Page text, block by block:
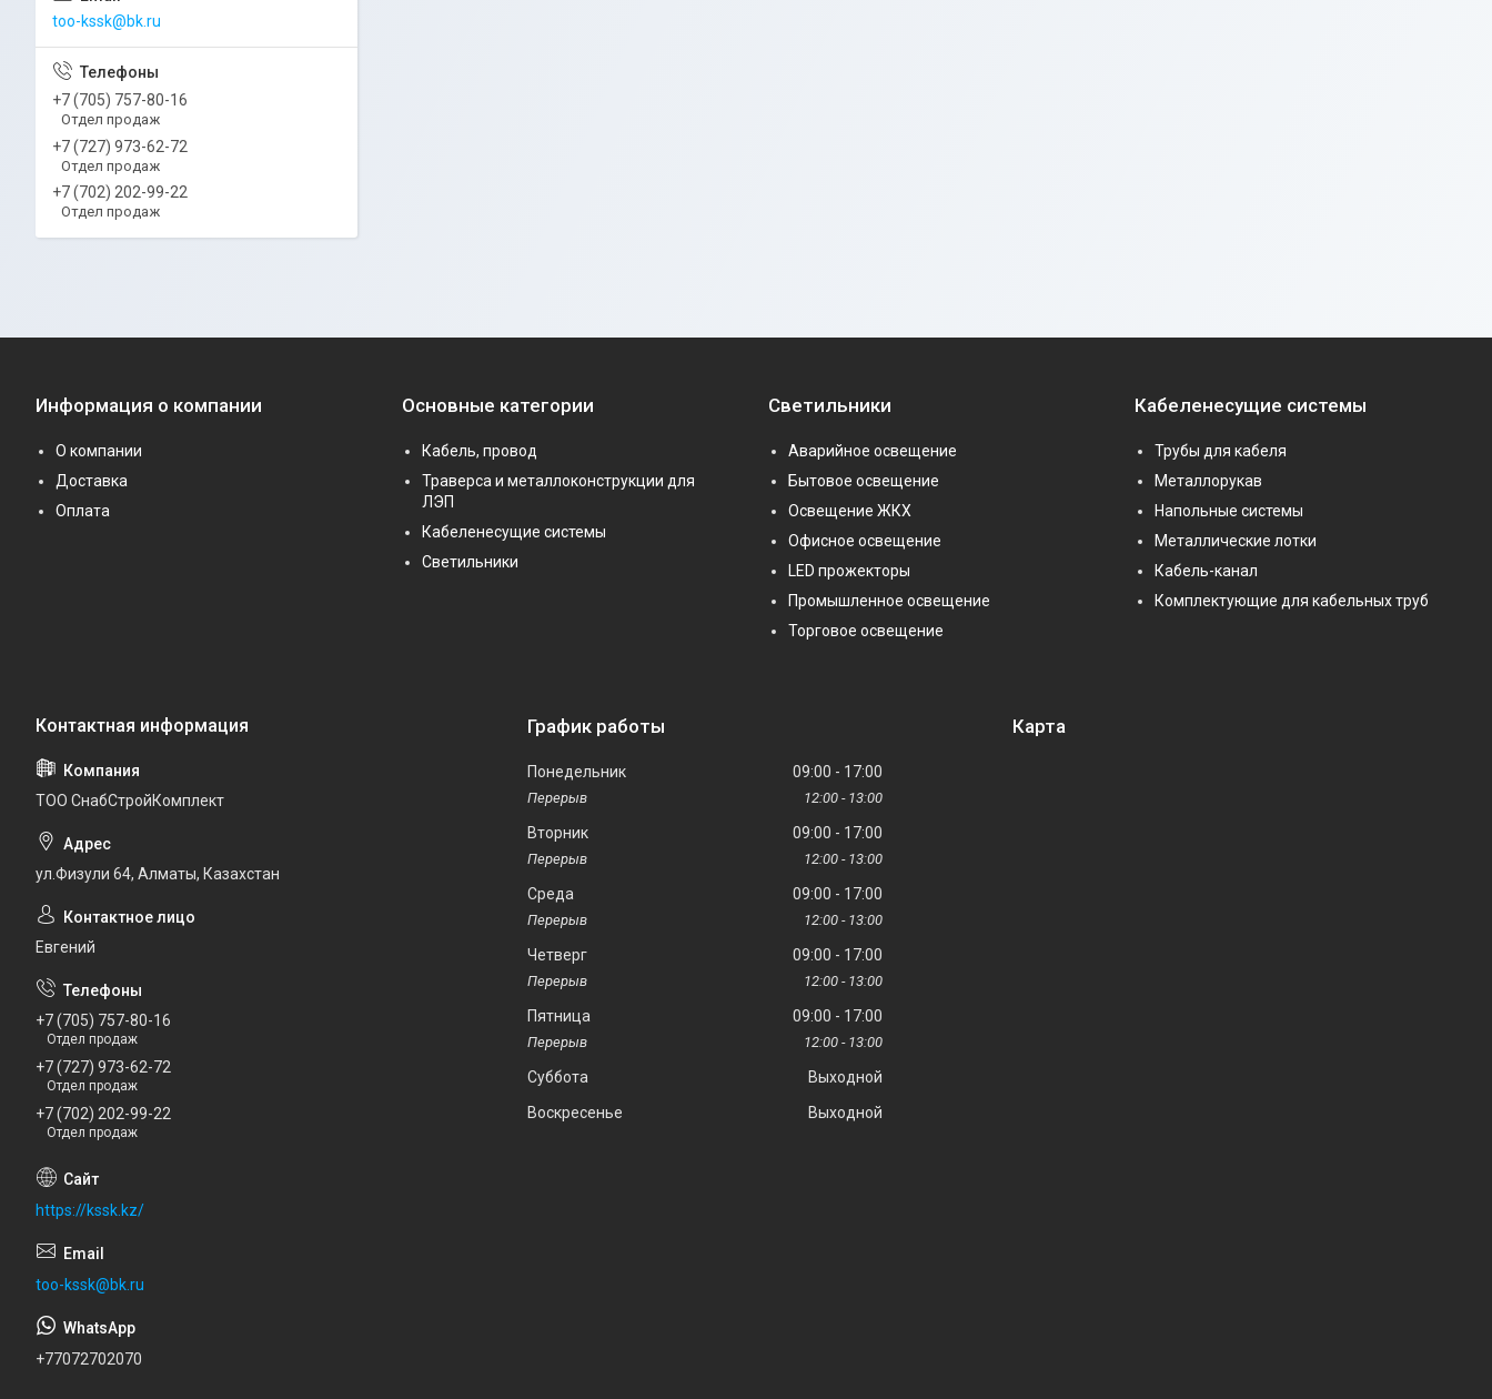
too-kssk@bk.ru
+7 (705) 757-80-16
Отдел продаж
+7 (727) 973-62-72
Отдел продаж
+7 (702) 202-99-22
Отдел продаж
Информация о компании
О компании
Доставка
Оплата
Основные категории
Кабель, провод
Траверса и металлоконструкции для
ЛЭП
Кабеленесущие системы
Светильники
Светильники
Аварийное освещение
Бытовое освещение
Освещение ЖКХ
Офисное освещение
LED прожекторы
Промышленное освещение
Торговое освещение
Кабеленесущие системы
Трубы для кабеля
Металлорукав
Напольные системы
Металлические лотки
Кабель-канал
Комплектующие для кабельных труб
ТОО СнабСтройКомплект
ул.Физули 64, Алматы, Казахстан
Евгений
+7 (705) 757-80-16
Отдел продаж
+7 (727) 973-62-72
Отдел продаж
+7 (702) 202-99-22
Отдел продаж
https://kssk.kz/
too-kssk@bk.ru
+77072702070
График работы
Понедельник 09:00 17:00
12:00 13:00
Вторник 09:00 17:00
12:00 13:00
Среда 09:00 17:00
12:00 13:00
Четверг 09:00 17:00
12:00 13:00
Пятница 09:00 17:00
12:00 13:00
Суббота
Выходной
Воскресенье
Выходной
Карта